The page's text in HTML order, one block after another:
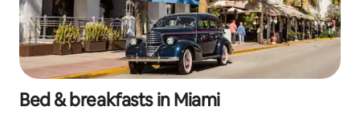
Bed & breakfasts in Miami